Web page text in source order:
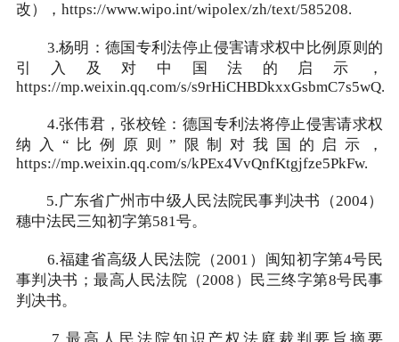
改），https://www.wipo.int/wipolex/zh/text/585208.
3.杨明：德国专利法停止侵害请求权中比例原则的
引入及对中国法的启示，
https://mp.weixin.qq.com/s/s9rHiCHBDkxxGsbmC7s5wQ.
4.张伟君，张校铨：德国专利法将停止侵害请求权
纳入“比例原则”限制对我国的启示，
https://mp.weixin.qq.com/s/kPEx4VvQnfKtgjfze5PkFw.
5.广东省广州市中级人民法院民事判决书（2004）
穗中法民三知初字第581号。
6.福建省高级人民法院（2001）闽知初字第4号民
事判决书；最高人民法院（2008）民三终字第8号民事
判决书。